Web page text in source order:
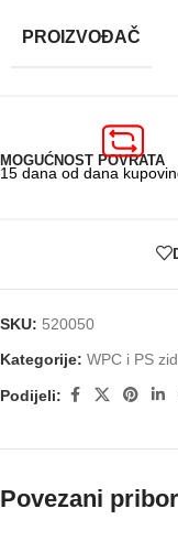
PROIZVOĐAČ
MOGUĆNOST POVRATA
15 dana od dana
SKU: 520050
Kategorije: WPC i PS
Podijeli:
Povezani pribor